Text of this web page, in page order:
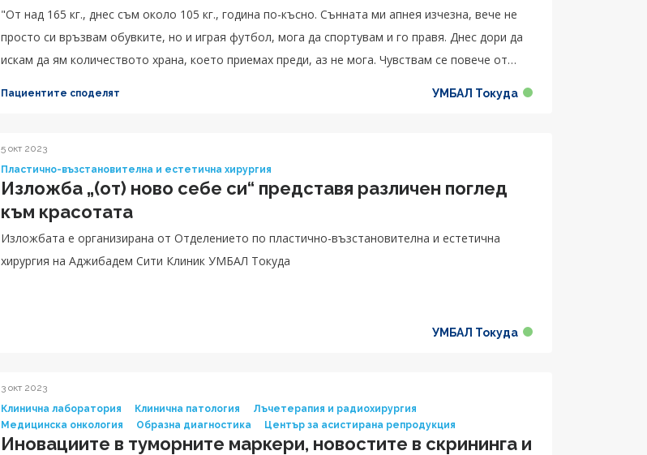
"От над 165 кг., днес съм около 105 кг., година по-късно. Сънната ми апнея изчезна, вече не
просто си връзвам обувките, но и играя футбол, мога да спортувам и го правя. Днес дори да
искам да ям количеството храна, което приемах преди, аз не мога. Чувствам се повече от
Пациентите споделят УМБАЛ Токуда
5 окт 2023
Пластично-възстановителна и естетична хирургия
Изложба „(от) ново себе си“ представя различен поглед
към красотата
Изложбата е организирана от Отделението по пластично-възстановителна и естетична
хирургия на Аджибадем Сити Клиник УМБАЛ Токуда
УМБАЛ Токуда
3 окт 2023
Клинична лаборатория
Клинична патология
Лъчетерапия и радиохирургия
Медицинска онкология
Образна диагностика Център за асистирана репродукция
Иновациите в туморните маркери, новостите в скрининга и